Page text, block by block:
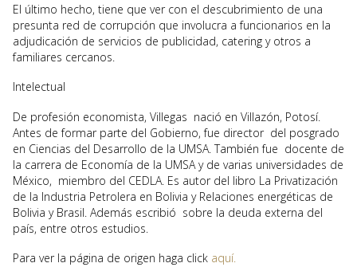
El último hecho, tiene que ver con el descubrimiento de una
presunta red de corrupción que involucra a funcionarios en la
adjudicación de servicios de publicidad, catering y otros a
familiares cercanos.
Intelectual
De profesión economista, Villegas nació en Villazón, Potosí.
Antes de formar parte del Gobierno, fue director del posgrado
en Ciencias del Desarrollo de la UMSA. También fue docente de
la carrera de Economía de la UMSA y de varias universidades de
México, miembro del CEDLA. Es autor del libro La Privatización
de la Industria Petrolera en Bolivia y Relaciones energéticas de
Bolivia y Brasil. Además escribió sobre la deuda externa del
país, entre otros estudios.
Para ver la página de origen haga click aquí.